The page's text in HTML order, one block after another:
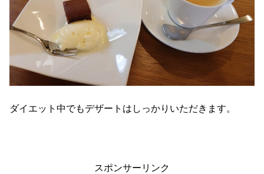
ダイエット中でもデザートはしっかりいただきます。
スポンサーリンク